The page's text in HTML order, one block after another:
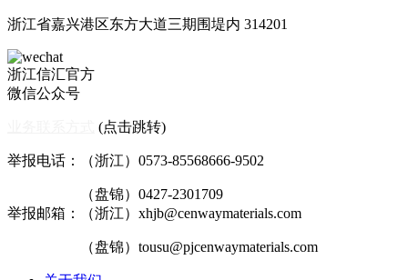
浙江省嘉兴港区东方大道三期围堤内 314201
浙江信汇官方
微信公众号
(点击跳转)
举报电话：（浙江）0573-85568666-9502
（盘锦）0427-2301709
举报邮箱：（浙江）xhjb@cenwaymaterials.com
（盘锦）tousu@pjcenwaymaterials.com